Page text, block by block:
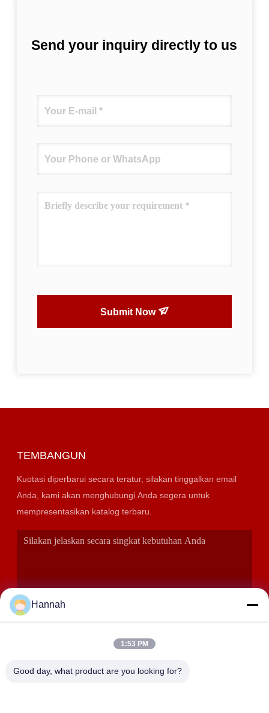
Send your inquiry directly to us
Submit Now
TEMBANGUN
Kuotasi diperbarui secara teratur, silakan tinggalkan email
Anda, kami akan menghubungi Anda segera untuk
mempresentasikan katalog terbaru.
Hannah
1:53 PM
Good day, what product are you looking for?